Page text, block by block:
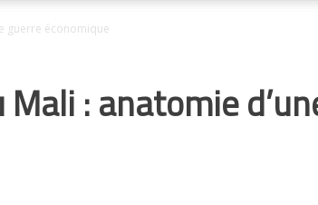
guerre économique
: anatomie